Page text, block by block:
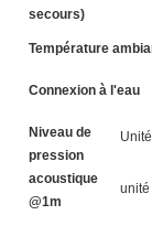
secours)
Température
Connexion à l'eau
Niveau de
pression
acoustique
@1m